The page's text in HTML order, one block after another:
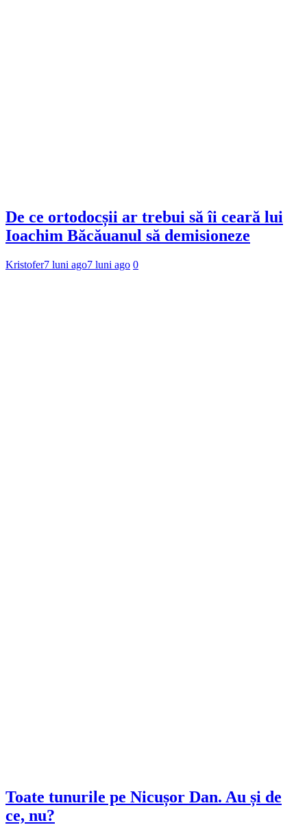
De ce ortodocșii ar trebui să îi ceară lui
Ioachim Băcăuanul să demisioneze
Kristofer7 luni ago7 luni ago 0
Toate tunurile pe Nicușor Dan. Au și de
ce, nu?